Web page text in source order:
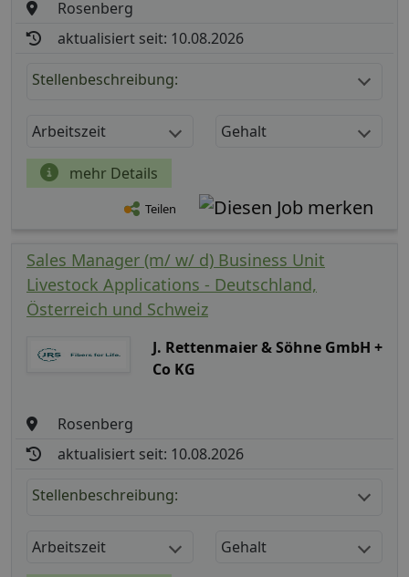
Rosenberg
aktualisiert seit: 10.08.2026
Stellenbeschreibung:
Arbeitszeit Gehalt
mehr Details
Teilen
Sales Manager (m/ w/ d) Business Unit
Livestock Applications - Deutschland,
Österreich und Schweiz
J. Rettenmaier & Söhne GmbH +
Co KG
Rosenberg
aktualisiert seit: 10.08.2026
Stellenbeschreibung:
Arbeitszeit Gehalt